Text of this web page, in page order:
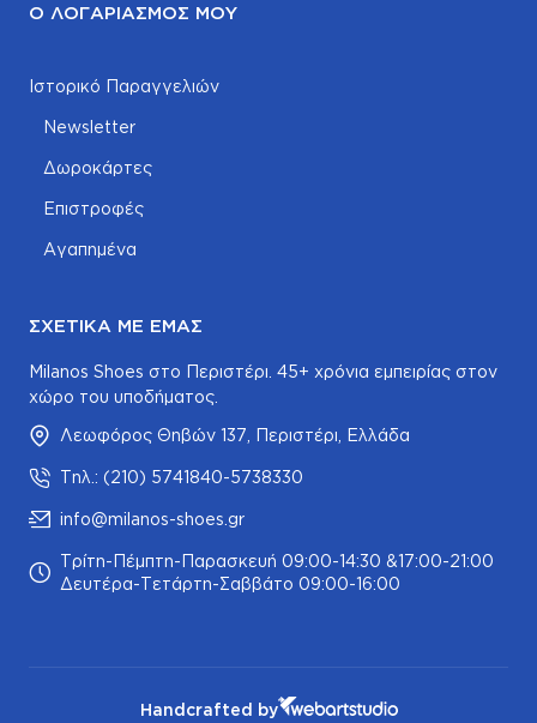
Ο ΛΟΓΑΡΙΑΣΜΌΣ ΜΟΥ
Ιστορικό Παραγγελιών
Newsletter
Δωροκάρτες
Επιστροφές
Αγαπημένα
ΣΧΕΤΙΚΆ ΜΕ ΕΜΆΣ
Milanos Shoes στο Περιστέρι. 45+ χρόνια εμπειρίας στον
χώρο του υποδήματος.
Λεωφόρος Θηβών 137, Περιστέρι, Ελλάδα
Τηλ.: (210) 5741840-5738330
info@milanos-shoes.gr
Τρίτη-Πέμπτη-Παρασκευή 09:00-14:30 &17:00-21:00
Δευτέρα-Τετάρτη-Σαββάτο 09:00-16:00
Handcrafted by